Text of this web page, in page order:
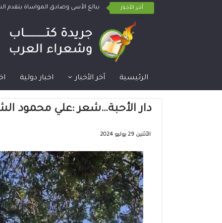
أخر الأخبار ببالغ الأسى وصادق المواساة
الرئيسية آخر الأخبار اخبار دولية
دار الأحبة…شعر :علي محمود
الأثنين 29 يوليو 2024